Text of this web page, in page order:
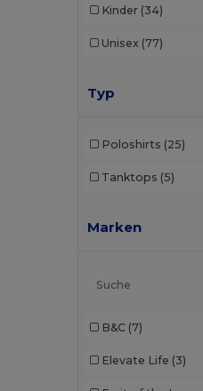
Kinder (34)
Unisex (77)
Typ
Poloshirts (25)
Tanktops (5)
Marken
B&C (7)
Elevate Life (3)